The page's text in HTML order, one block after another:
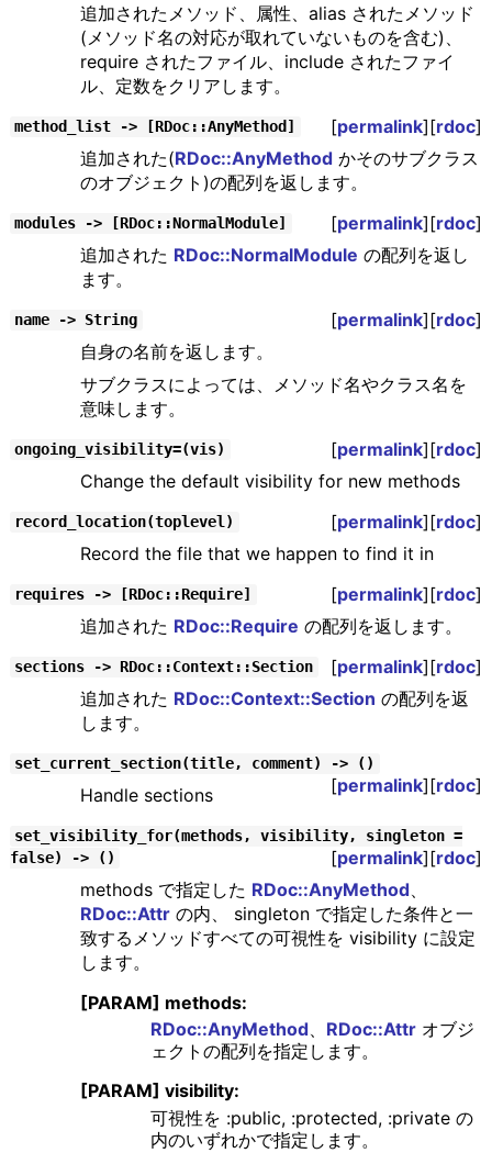
追加されたメソッド、属性、alias されたメソッド
(メソッド名の対応が取れていないものを含む)、
require されたファイル、include されたファイ
ル、定数をクリアします。
method_list -> [RDoc::AnyMethod] [permalink][rdoc]
追加された(RDoc::AnyMethodかそのサブクラス
のオブジェクト)の配列を返します。
modules -> [RDoc::NormalModule] [permalink][rdoc]
追加された RDoc::NormalModule の配列を返し
ます。
name -> String [permalink][rdoc]
自身の名前を返します。
サブクラスによっては、メソッド名やクラス名を
意味します。
ongoing_visibility=(vis) [permalink][rdoc]
Change the default visibility for new methods
record_location(toplevel) [permalink][rdoc]
Record the file that we happen to find it in
requires -> [RDoc::Require] [permalink][rdoc]
追加された RDoc::Require の配列を返します。
sections -> RDoc::Context::Section [permalink][rdoc]
追加された RDoc::Context::Section の配列を返
します。
set_current_section(title, comment) -> ()
[permalink][rdoc]
Handle sections
set_visibility_for(methods, visibility, singleton =
false) -> ()
[permalink][rdoc]
methods で指定した RDoc::AnyMethod、
RDoc::Attrの内、 singleton で指定した条件と一
致するメソッドすべての可視性を visibility に設定
します。
[PARAM] methods:
RDoc::AnyMethod、 RDoc::Attrオブジ
ェクトの配列を指定します。
[PARAM] visibility:
可視性を :public, :protected, :private の
内のいずれかで指定します。